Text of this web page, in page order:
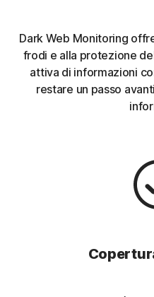
Dark Web Monitoring
frodi e alla protezione
attiva di informazioni
restare un passo